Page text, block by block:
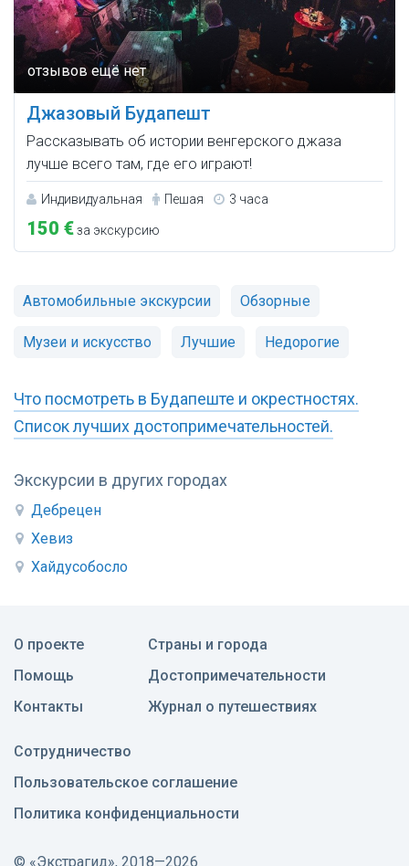
Экскурсии в других городах
Дебрецен
Хевиз
Хайдусобосло
Джазовый Будапешт
Рассказывать об истории венгерского джаза
лучше всего там, где его играют!
Индивидуальная Пешая 3 часа
150 €за экскурсию
Автомобильные экскурсии Обзорные
Музеи и искусство Лучшие Недорогие
Что посмотреть в Будапеште и окрестностях.
Список лучших достопримечательностей.
О проекте
Помощь
Контакты
Страны и города
Достопримечательности
Журнал о путешествиях
Сотрудничество
Пользовательское соглашение
Политика конфиденциальности
© «Экстрагид», 2018—2026